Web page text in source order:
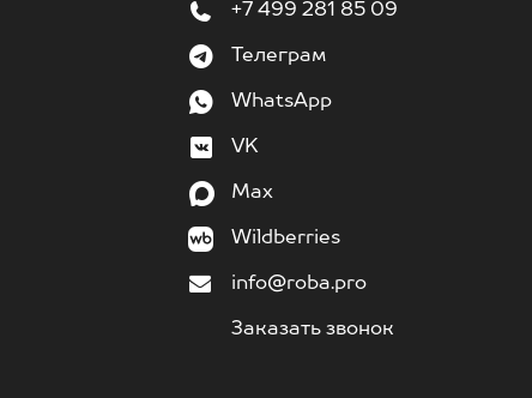
+7 499 281 85 09
Телеграм
WhatsApp
VK
Max
Wildberries
info@roba.pro
Заказать звонок